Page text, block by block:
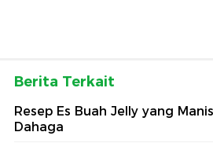
Berita Terkait
Resep Es Buah Jelly yang
Dahaga